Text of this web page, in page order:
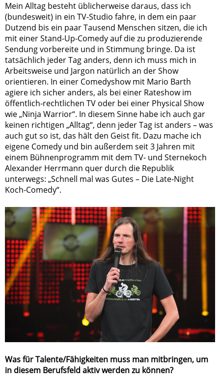
Mein Alltag besteht üblicherweise daraus, dass ich
(bundesweit) in ein TV-Studio fahre, in dem ein paar
Dutzend bis ein paar Tausend Menschen sitzen, die ich
mit einer Stand-Up-Comedy auf die zu produzierende
Sendung vorbereite und in Stimmung bringe. Da ist
tatsächlich jeder Tag anders, denn ich muss mich in
Arbeitsweise und Jargon natürlich an der Show
orientieren. In einer Comedyshow mit Mario Barth
agiere ich sicher anders, als bei einer Rateshow im
öffentlich-rechtlichen TV oder bei einer Physical Show
wie „Ninja Warrior“. In diesem Sinne habe ich auch gar
keinen richtigen „Alltag“, denn jeder Tag ist anders – was
auch gut so ist, das hält den Geist fit. Dazu mache ich
eigene Comedy und bin außerdem seit 3 Jahren mit
einem Bühnenprogramm mit dem TV- und Sternekoch
Alexander Herrmann quer durch die Republik
unterwegs: „Schnell mal was Gutes – Die Late-Night
Koch-Comedy“.
Was für Talente/Fähigkeiten muss man mitbringen, um
in diesem Berufsfeld aktiv werden zu können?